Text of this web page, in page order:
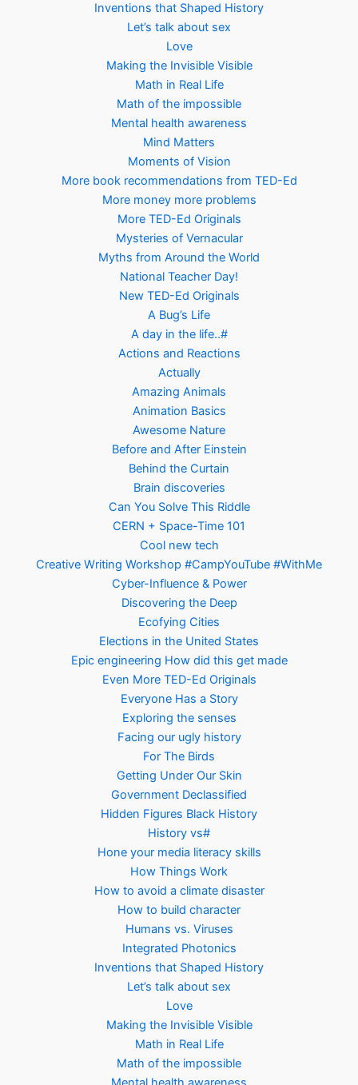
Inventions that Shaped History
Let’s talk about sex
Love
Making the Invisible Visible
Math in Real Life
Math of the impossible
Mental health awareness
Mind Matters
Moments of Vision
More book recommendations from TED-Ed
More money more problems
More TED-Ed Originals
Mysteries of Vernacular
Myths from Around the World
National Teacher Day!
New TED-Ed Originals
A Bug’s Life
A day in the life..#
Actions and Reactions
Actually
Amazing Animals
Animation Basics
Awesome Nature
Before and After Einstein
Behind the Curtain
Brain discoveries
Can You Solve This Riddle
CERN + Space-Time 101
Cool new tech
Creative Writing Workshop #CampYouTube #WithMe
Cyber-Influence & Power
Discovering the Deep
Ecofying Cities
Elections in the United States
Epic engineering How did this get made
Even More TED-Ed Originals
Everyone Has a Story
Exploring the senses
Facing our ugly history
For The Birds
Getting Under Our Skin
Government Declassified
Hidden Figures Black History
History vs#
Hone your media literacy skills
How Things Work
How to avoid a climate disaster
How to build character
Humans vs. Viruses
Integrated Photonics
Inventions that Shaped History
Let’s talk about sex
Love
Making the Invisible Visible
Math in Real Life
Math of the impossible